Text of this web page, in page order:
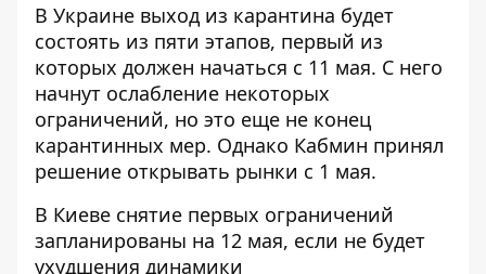
В Украине выход из карантина будет
состоять из пяти этапов, первый из
которых должен начаться с 11 мая. С него
начнут ослабление некоторых
ограничений, но это еще не конец
карантинных мер. Однако Кабмин принял
решение открывать рынки с 1 мая.
В Киеве снятие первых ограничений
запланированы на 12 мая, если не будет
ухудшения динамики